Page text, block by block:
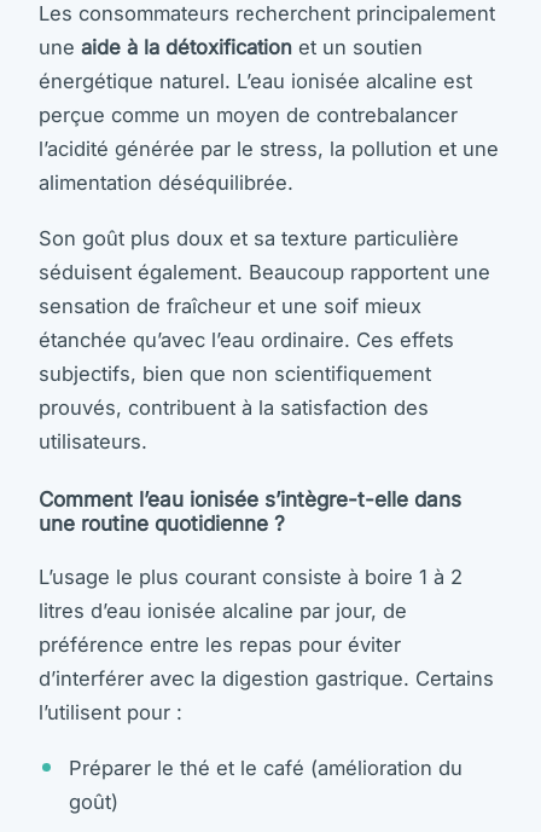
Les consommateurs recherchent principalement
une aide à la détoxification et un soutien
énergétique naturel. L’eau ionisée alcaline est
perçue comme un moyen de contrebalancer
l’acidité générée par le stress, la pollution et une
alimentation déséquilibrée.
Son goût plus doux et sa texture particulière
séduisent également. Beaucoup rapportent une
sensation de fraîcheur et une soif mieux
étanchée qu’avec l’eau ordinaire. Ces effets
subjectifs, bien que non scientifiquement
prouvés, contribuent à la satisfaction des
utilisateurs.
Comment l’eau ionisée s’intègre-t-elle dans
une routine quotidienne ?
L’usage le plus courant consiste à boire 1 à 2
litres d’eau ionisée alcaline par jour, de
préférence entre les repas pour éviter
d’interférer avec la digestion gastrique. Certains
l’utilisent pour :
Préparer le thé et le café (amélioration du
goût)